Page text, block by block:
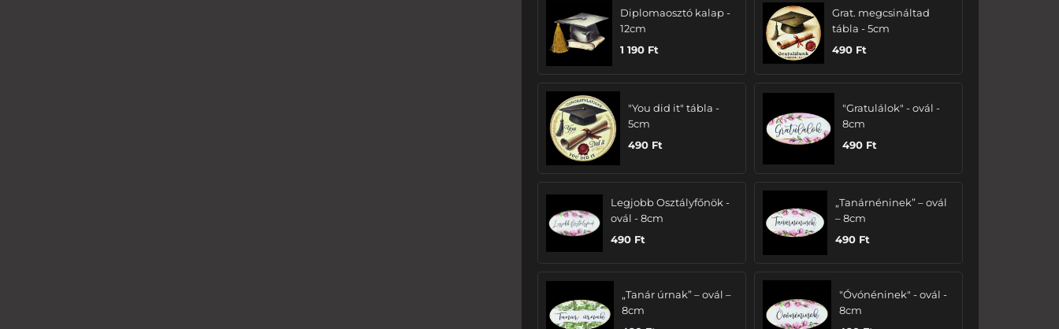
Diplomaosztó kalap -
12cm
1 190 Ft
Grat. megcsináltad
tábla - 5cm
490 Ft
"You did it" tábla -
5cm
490 Ft
"Gratulálok" - ovál -
8cm
490 Ft
Legjobb Osztályfőnök -
ovál - 8cm
490 Ft
„Tanárnéninek” – ovál
– 8cm
490 Ft
„Tanár úrnak” – ovál –
8cm
"Óvónéninek" - ovál -
8cm